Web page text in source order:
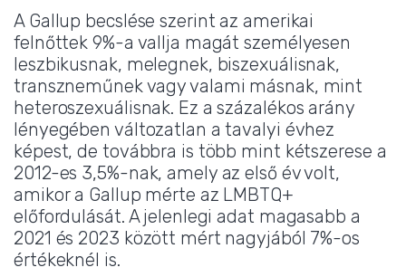
A Gallup becslése szerint az amerikai
felnőttek 9%-a vallja magát személyesen
leszbikusnak, melegnek, biszexuálisnak,
transzneműnek vagy valami másnak, mint
heteroszexuálisnak. Ez a százalékos arány
lényegében változatlan a tavalyi évhez
képest, de továbbra is több mint kétszerese a
2012-es 3,5%-nak, amely az első év volt,
amikor a Gallup mérte az LMBTQ+
előfordulását. A jelenlegi adat magasabb a
2021 és 2023 között mért nagyjából 7%-os
értékeknél is.